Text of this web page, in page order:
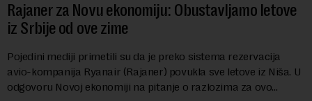
Rajaner za Novu ekonomiju: Obustavljamo letove
iz Srbije od ove zime
Pojedini mediji primetili su da je preko sistema rezervacija
avio-kompanija Ryanair (Rajaner) povukla sve letove iz Niša. U
odgovoru Novoj ekonomiji na pitanje o razlozima za ovo